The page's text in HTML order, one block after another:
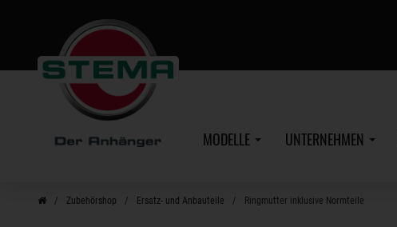
MODELLE UNTERNEHMEN
Zubehörshop Ersatz- und Anbauteile Ringmutter inklusive Normteile